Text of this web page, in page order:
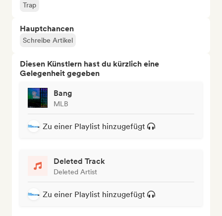
Trap
Hauptchancen
Schreibe Artikel
Diesen Künstlern hast du kürzlich eine
Gelegenheit gegeben
Bang
MLB
Zu einer Playlist hinzugefügt
Deleted Track
Deleted Artist
Zu einer Playlist hinzugefügt